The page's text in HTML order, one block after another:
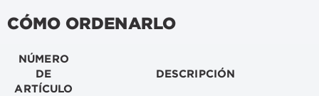
CÓMO ORDENARLO
NÚMERO
DE
ARTÍCULO
DESCRIPCIÓN